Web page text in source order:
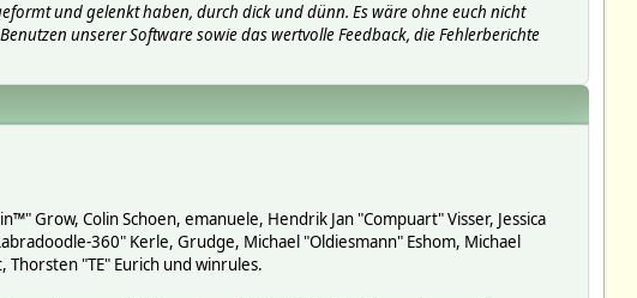
und gelenkt haben, durch dick und dünn. Es wäre ohne euch nicht
unserer Software sowie das wertvolle Feedback, die Fehlerberichte
Grow, Colin Schoen, emanuele, Hendrik Jan "Compuart" Visser, Jessica
360" Kerle, Grudge, Michael "Oldiesmann" Eshom, Michael
"TE" Eurich und winrules.